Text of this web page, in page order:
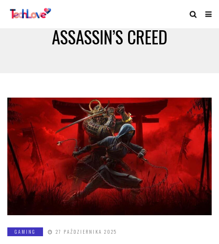
ASSASSIN’S CREED
GAMING 27 PAŹDZIERNIKA 2025